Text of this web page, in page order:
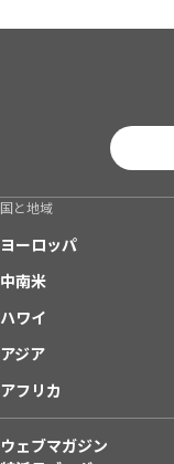
国と地域
ヨーロッパ
中南米
ハワイ
アジア
アフリカ
ウェブマガジン